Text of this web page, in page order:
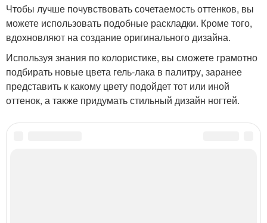
Чтобы лучше почувствовать сочетаемость оттенков, вы
можете использовать подобные раскладки. Кроме того,
вдохновляют на создание оригинального дизайна.
Используя знания по колористике, вы сможете грамотно
подбирать новые цвета гель-лака в палитру, заранее
представить к какому цвету подойдет тот или иной
оттенок, а также придумать стильный дизайн ногтей.